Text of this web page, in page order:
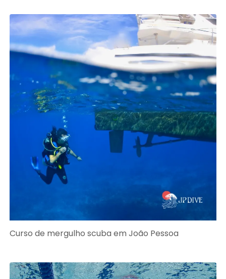
Curso de mergulho scuba em João Pessoa